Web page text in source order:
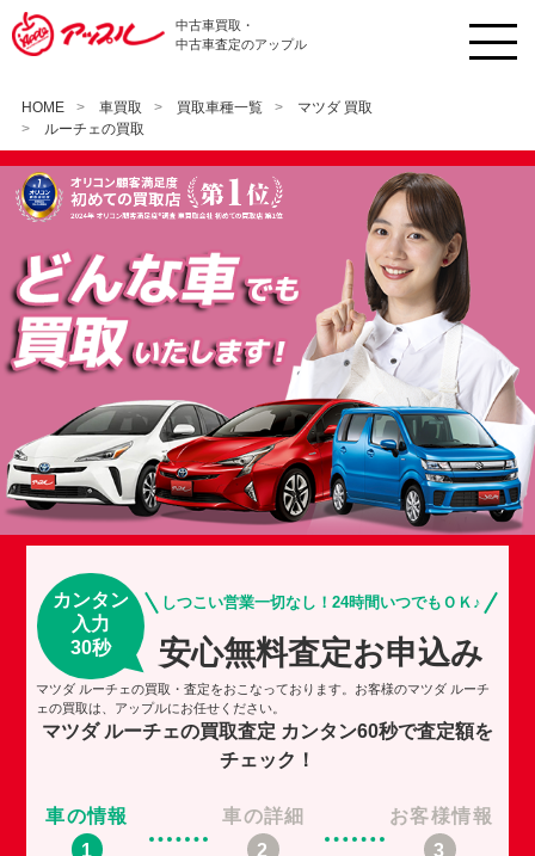
中古車買取・
中古車査定のアップル
HOME 車買取 買取車種一覧
マツダ 買取
ルーチェの買取
カンタン
入力
30秒
しつこい営業一切なし！24時間いつでもＯＫ♪
安心無料査定お申込み
マツダ ルーチェの買取・査定をおこなっております。お客様のマツダ ルーチ
ェの買取は、アップルにお任せください。
マツダ ルーチェの買取査定 カンタン60秒で査定額を
チェック！
車の情報 車の詳細 お客様情報